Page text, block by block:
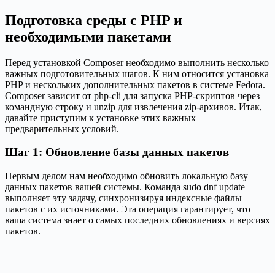
Подготовка среды с PHP и
необходимыми пакетами
Перед установкой Composer необходимо выполнить несколько
важных подготовительных шагов. К ним относится установка
PHP и нескольких дополнительных пакетов в системе Fedora.
Composer зависит от php-cli для запуска PHP-скриптов через
командную строку и unzip для извлечения zip-архивов. Итак,
давайте приступим к установке этих важных
предварительных условий.
Шаг 1: Обновление базы данных пакетов
Первым делом нам необходимо обновить локальную базу
данных пакетов вашей системы. Команда sudo dnf update
выполняет эту задачу, синхронизируя индексные файлы
пакетов с их источниками. Эта операция гарантирует, что
ваша система знает о самых последних обновлениях и версиях
пакетов.